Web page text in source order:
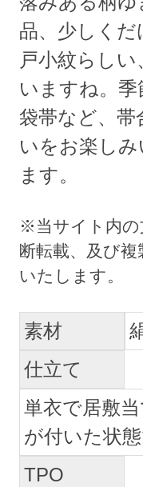
品、少しく
戸小紋らし
いますね。
袋帯など、帯
いをお楽し
ます。
素材
仕立て
単衣で居敷
が付いた状
TPO